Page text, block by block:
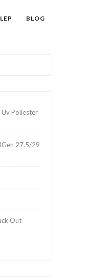
BLOG
Poliester
27.5/29
Out